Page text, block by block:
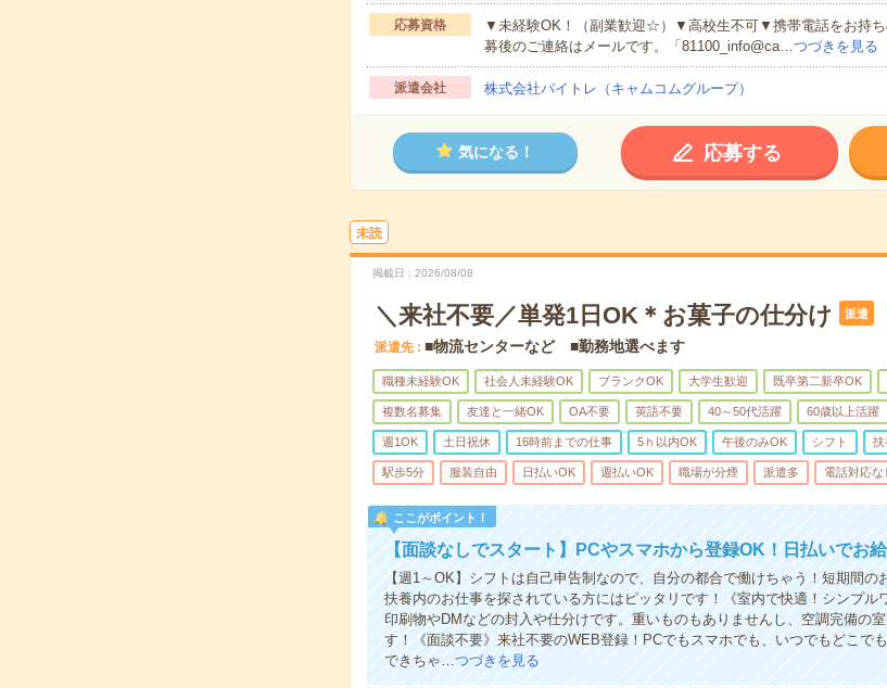
応募資格
▼未経験OK！（副業歓迎☆）▼高校生不可▼携帯電話をお持
募後のご連絡はメールです。「81100_info@ca…つづきを見る
派遣会社 株式会社バイトレ（キャムコムグループ）
気になる！ 応募する
未読
掲載日 2026/08/08
＼来社不要／単発1日OK＊お菓子の仕分け 派遣
派遣先 ■物流センターなど ■勤務地選べます
職種未経験OK 社会人未経験OK ブランクOK 大学生歓迎 既卒第二新卒OK
複数名募集 友達と一緒OK OA不要 英語不要 40～50代活躍 60歳以上活躍
週1OK 土日祝休 16時前までの仕事 5ｈ以内OK 午後のみOK シフト 扶
駅歩5分 服装自由 日払いOK 週払いOK 職場が分煙 派遣多 電話対応な
ここがポイント！
【面談なしでスタート】PCやスマホから登録OK！日払いでお
【週1～OK】シフトは自己申告制なので、自分の都合で働けちゃう！短期間の
扶養内のお仕事を探されている方にはピッタリです！《室内で快適！シンプル
印刷物やDMなどの封入や仕分けです。重いものもありませんし、空調完備の
す！《面談不要》来社不要のWEB登録！PCでもスマホでも、いつでもどこで
できちゃ…つづきを見る